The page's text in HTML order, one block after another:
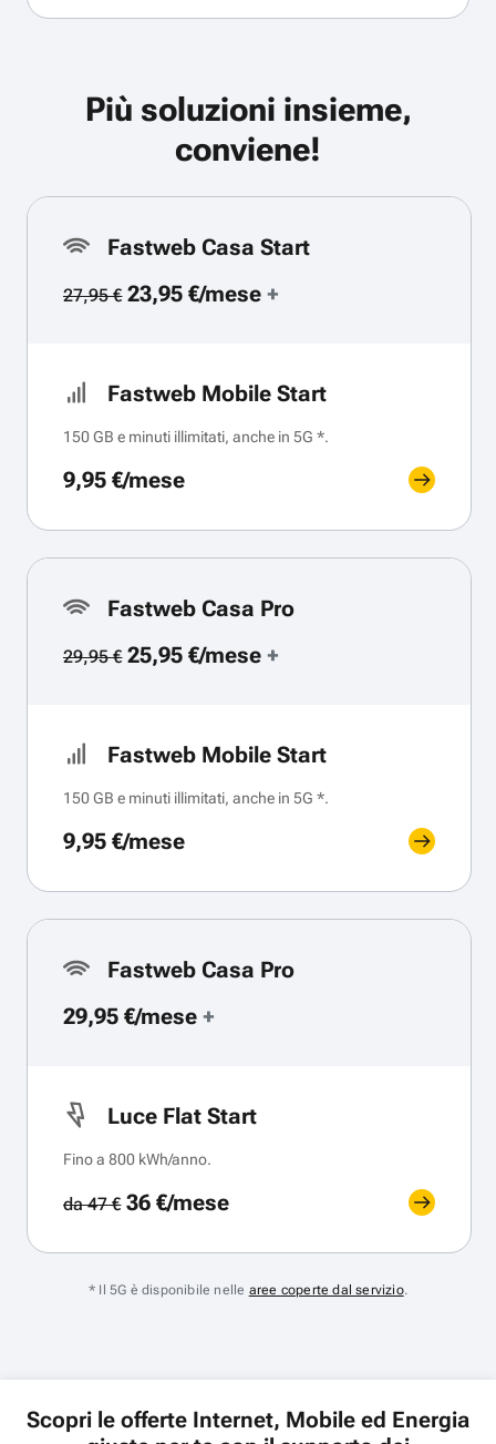
Più soluzioni insieme,
conviene!
Fastweb Casa Start
27,95 €23,95 €/mese+
Fastweb Mobile Start
150 GB e minuti illimitati, anche in 5G *.
9,95 €/mese
Fastweb Casa Pro
29,95 €25,95 €/mese+
Fastweb Mobile Start
150 GB e minuti illimitati, anche in 5G *.
9,95 €/mese
Fastweb Casa Pro
29,95 €/mese +
Luce Flat Start
Fino a 800 kWh/anno.
da 47 €36 €/mese
* Il 5G è disponibile nelle aree coperte dal servizio.
Scopri le offerte Internet, Mobile ed Energia